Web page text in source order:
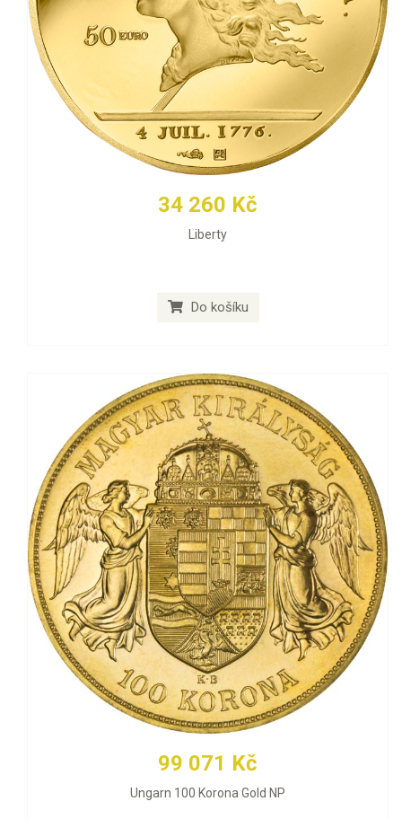
34 260 Kč
Liberty
Do košíku
99 071 Kč
Ungarn 100 Korona Gold NP